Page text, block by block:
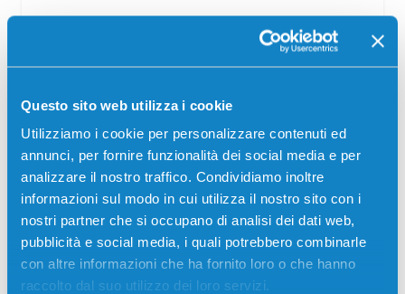
Questo sito web utilizza i cookie
Utilizziamo i cookie per personalizzare contenuti ed
annunci, per fornire funzionalità dei social media e per
analizzare il nostro traffico. Condividiamo inoltre
informazioni sul modo in cui utilizza il nostro sito con i
nostri partner che si occupano di analisi dei dati web,
pubblicità e social media, i quali potrebbero combinarle
con altre informazioni che ha fornito loro o che hanno
raccolto dal suo utilizzo dei loro servizi.